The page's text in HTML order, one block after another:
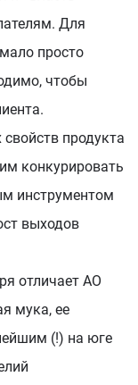
Для
просто
чтобы
продукта
конкурировать
инструментом
выходов
отличает АО
мука, ее
(!) на юге